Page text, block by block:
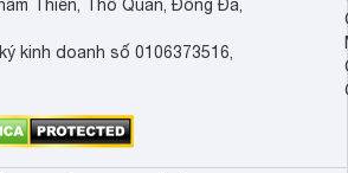
Thiên, Thổ Quan, Đống Đa,
kinh doanh số 0106373516,